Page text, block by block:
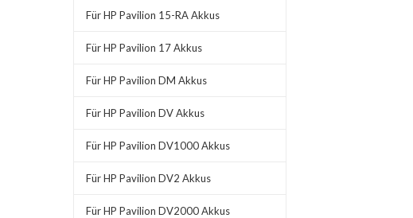
Für HP Pavilion 15-RA Akkus
Für HP Pavilion 17 Akkus
Für HP Pavilion DM Akkus
Für HP Pavilion DV Akkus
Für HP Pavilion DV1000 Akkus
Für HP Pavilion DV2 Akkus
Für HP Pavilion DV2000 Akkus